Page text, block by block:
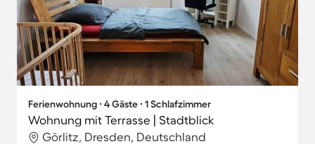
Ferienwohnung ∙ 4 Gäste ∙ 1 Schlafzimmer
Wohnung mit Terrasse | Stadtblick
Görlitz, Dresden, Deutschland